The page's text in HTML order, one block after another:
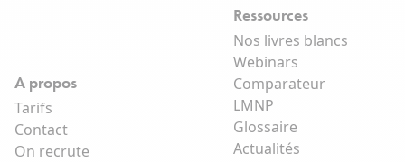
Ressources
Nos livres blancs
Webinars
Comparateur
LMNP
Glossaire
Actualités
A propos
Tarifs
Contact
On recrute